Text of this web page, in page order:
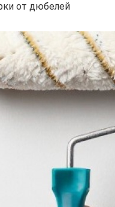
от дюбелей